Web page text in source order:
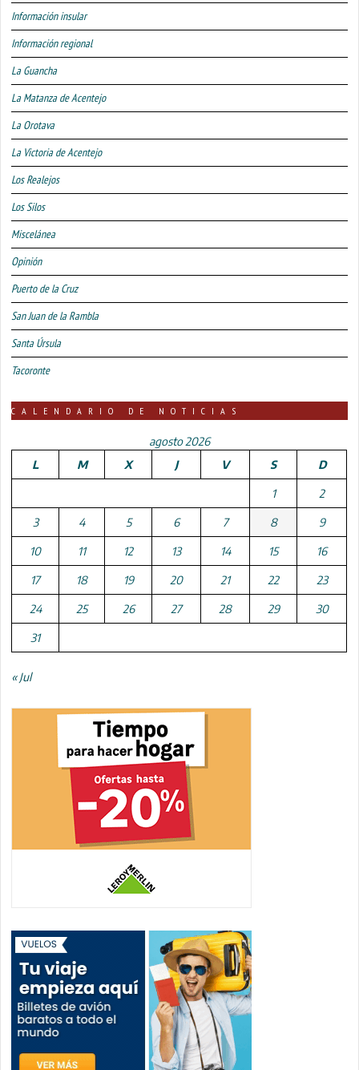
Información insular
Información regional
La Guancha
La Matanza de Acentejo
La Orotava
La Victoria de Acentejo
Los Realejos
Los Silos
Miscelánea
Opinión
Puerto de la Cruz
San Juan de la Rambla
Santa Úrsula
Tacoronte
CALENDARIO DE NOTICIAS
agosto 2026
L
M X J V S D
1 2
3 4 5 6 7 8 9
10 11 12 13 14 15 16
17 18 19 20 21 22 23
24 25 26 27 28 29 30
31
« Jul